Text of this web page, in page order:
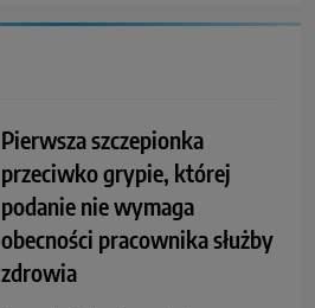
Pierwsza szczepionka
przeciwko grypie, której
podanie nie wymaga
obecności pracownika służby
zdrowia